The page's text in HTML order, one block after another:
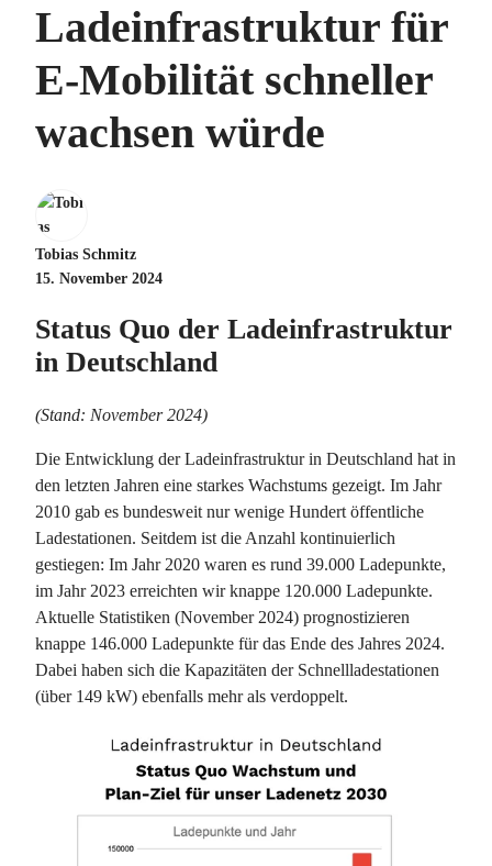
Ladeinfrastruktur für
E-Mobilität schneller
wachsen würde
Tobias Schmitz
15. November 2024
Status Quo der Ladeinfrastruktur
in Deutschland
(Stand: November 2024)
Die Entwicklung der Ladeinfrastruktur in Deutschland hat in
den letzten Jahren eine starkes Wachstums gezeigt. Im Jahr
2010 gab es bundesweit nur wenige Hundert öffentliche
Ladestationen. Seitdem ist die Anzahl kontinuierlich
gestiegen: Im Jahr 2020 waren es rund 39.000 Ladepunkte,
im Jahr 2023 erreichten wir knappe 120.000 Ladepunkte.
Aktuelle Statistiken (November 2024) prognostizieren
knappe 146.000 Ladepunkte für das Ende des Jahres 2024.
Dabei haben sich die Kapazitäten der Schnellladestationen
(über 149 kW) ebenfalls mehr als verdoppelt​.